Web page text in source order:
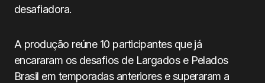
desafiadora.
A produção reúne 10 participantes que já
encararam os desafios de Largados e Pelados
Brasil em temporadas anteriores e superaram a